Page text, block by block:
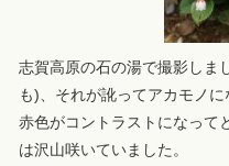
志賀高原の石の湯で撮影しま
も)、それが訛ってアカモノ
赤色がコントラストになって
は沢山咲いていました。